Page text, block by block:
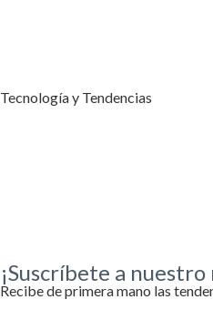
Tecnología y Tendencias
¡Suscríbete a
Recibe de primera mano las